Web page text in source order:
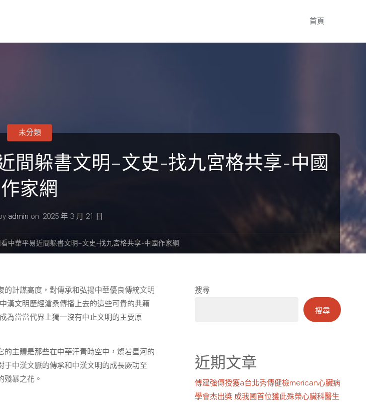
首頁
間躲書文明–文史-找九宮格共享-中國
作家網
admin on 2025 年 3 月 21 日
未分類
中華平易近間躲書文明–文史-找九宮格共享-中國作家網
計謀高度，對傳承和弘揚中華優良傳統文明
漢文明歷經滄桑傳播上去的這些可貴的典籍
為當當代界上獨一沒有中止文明的主要原
主體是那些在中華汗青時空中，燦若星河的
中漢文脈的傳承和中漢文明的成長厥功至
殘暴之花。
搜尋
搜尋
近期文章
傅建強傳授獲a台北秀傳健檢merican心臟病
學會杰出獎 成我國首位獲此殊榮心臟科醫生